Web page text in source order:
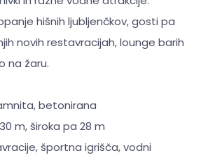
hišnih ljubljenčkov, gosti pa
novih restavracijah, lounge barih
na žaru.
betonirana
m, široka pa 28 m
športna igrišča, vodni